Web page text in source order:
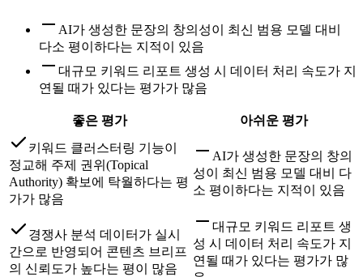
AI가 생성한 문장의 창의성이 최신 범용 모델 대비
다소 평이하다는 지적이 있음
대규모 키워드 리포트 생성 시 데이터 처리 속도가 지
연될 때가 있다는 평가가 많음
좋은 평가
아쉬운 평가
키워드 클러스터링 기능이
정교해 주제 권위(Topical
Authority) 확보에 탁월하다는 평
가가 많음
AI가 생성한 문장의 창의
성이 최신 범용 모델 대비 다
소 평이하다는 지적이 있음
경쟁사 분석 데이터가 실시
간으로 반영되어 콘텐츠 브리프
의 신뢰도가 높다는 평이 많음
대규모 키워드 리포트 생
성 시 데이터 처리 속도가 지
연될 때가 있다는 평가가 많